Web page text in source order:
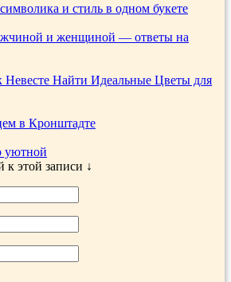
и стиль в одном букете
и женщиной — ответы на
Найти Идеальные Цветы для
в Кронштадте
уютной
к этой записи ↓